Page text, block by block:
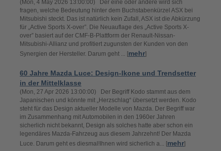
(Mon, 4 May 2026 13:00:00) Der eine oder andere wird sich
fragen, welche Bedeutung hinter dem Buchstabenkürzel ASX bei
Mitsubishi steckt. Das ist natürlich kein Zufall, ASX ist die Abkürzung
für „Active Sports X-over”. Die Neuauflage des „Active Sports X-
over” basiert auf der CMF-B-Plattform der Renault-Nissan-
Mitsubishi-Allianz und profitiert zugunsten der Kunden von den
Synergien der Hersteller. Darum geht ... [mehr]
60 Jahre Mazda Luce: Design-Ikone und Trendsetter
in der Mittelklasse
(Mon, 27 Apr 2026 13:00:00) Der Begriff Kodo stammt aus dem
Japanischen und könnte mit „Herzschlag“ übersetzt werden. Kodo
steht für das Design aktueller Modelle von Mazda. Der Begriff war
im Zusammenhang mit Automobilen in den 1960er Jahren
sicherlich nicht bekannt, Design als solches hatte aber schon ein
legendäres Mazda-Fahrzeug aus diesem Jahrzehnt! Der Mazda
Luce. Darum geht es diesmal!Ihnen wird sicherlich a... [mehr]